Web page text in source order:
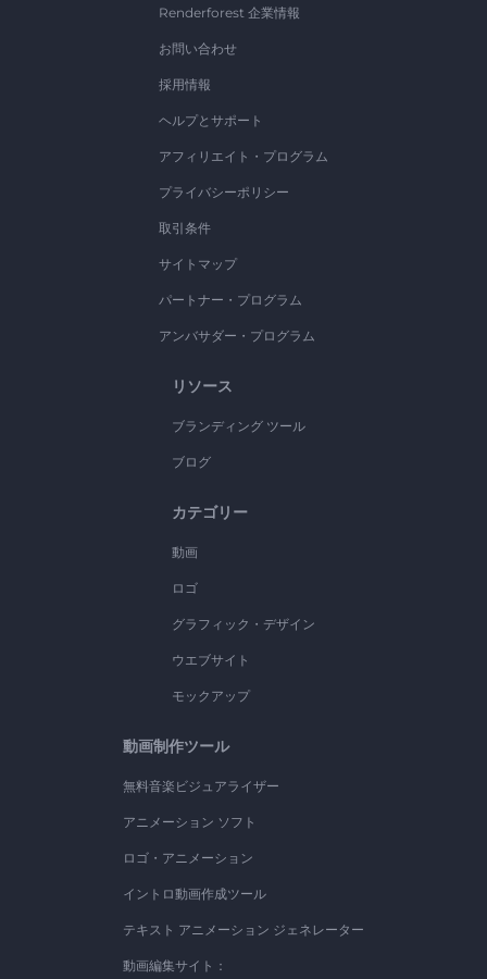
Renderforest 企業情報
お問い合わせ
採用情報
ヘルプとサポート
アフィリエイト・プログラム
プライバシーポリシー
取引条件
サイトマップ
パートナー・プログラム
アンバサダー・プログラム
リソース
ブランディング ツール
ブログ
カテゴリー
動画
ロゴ
グラフィック・デザイン
ウエブサイト
モックアップ
動画制作ツール
無料音楽ビジュアライザー
アニメーション ソフト
ロゴ・アニメーション
イントロ動画作成ツール
テキスト アニメーション ジェネレーター
動画編集サイト：